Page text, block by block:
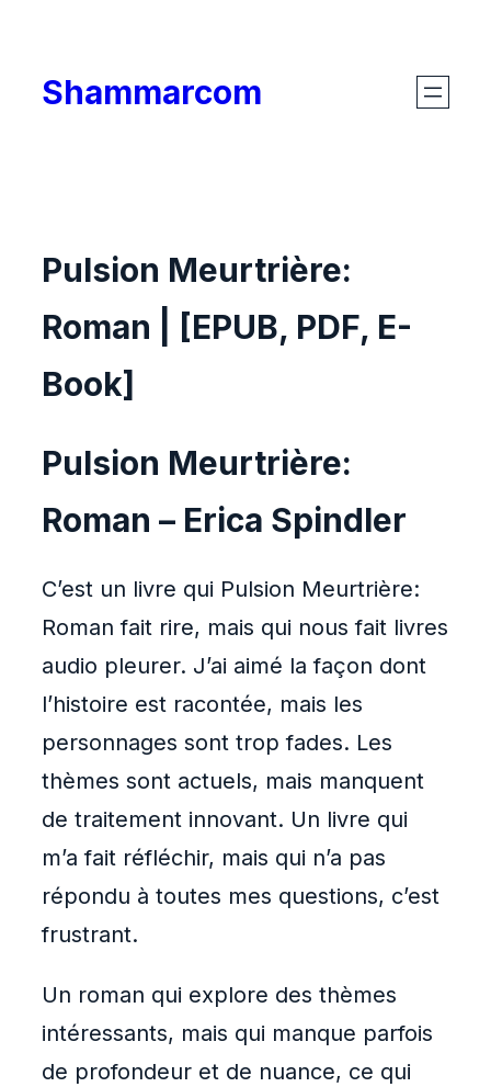
content
Shammarcom
Pulsion Meurtrière:
Roman | [EPUB, PDF, E-
Book]
Pulsion Meurtrière:
Roman – Erica Spindler
C’est un livre qui Pulsion Meurtrière:
Roman fait rire, mais qui nous fait livres
audio pleurer. J’ai aimé la façon dont
l’histoire est racontée, mais les
personnages sont trop fades. Les
thèmes sont actuels, mais manquent
de traitement innovant. Un livre qui
m’a fait réfléchir, mais qui n’a pas
répondu à toutes mes questions, c’est
frustrant.
Un roman qui explore des thèmes
intéressants, mais qui manque parfois
de profondeur et de nuance, ce qui